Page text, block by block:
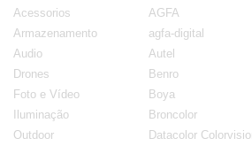
Acessorios
Armazenamento
Audio
Drones
Foto e Vídeo
Iluminação
Outdoor
AGFA
agfa-digital
Autel
Benro
Boya
Broncolor
Datacolor